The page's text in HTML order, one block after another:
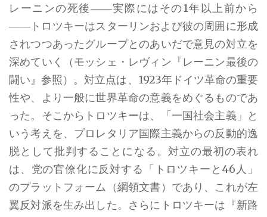
レーニンの死後――実際にはその1年以上前から
――トロツキーはスターリンおよび彼の周囲に形成
されつつあったグループとのあいだで意見の対立を
深めていく（モッシェ・レヴィン『レーニン最後の
闘い』参照）。対立点は、1923年ドイツ革命の重要
性や、より一般に世界革命の意義をめぐるものであ
った。そこからトロツキーは、「一国社会主義」と
いう考えを、プロレタリア国際主義からの反動的逸
脱として批判することになる。対立の最初の表れ
は、党の官僚化に反対する「トロツキーと46人」
のプラットフォーム（綱領文書）であり、これが左
翼反対派を生み出した。さらにトロツキーは『新路